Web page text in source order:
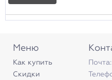
Меню
Как купить
Скидки
Почта: